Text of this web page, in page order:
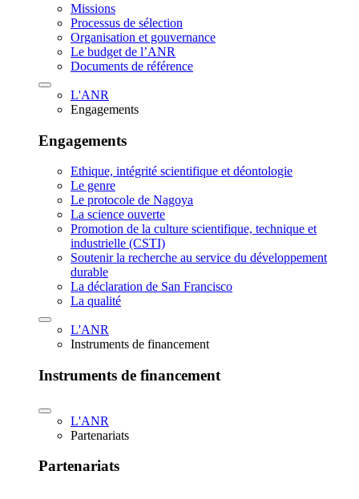
Missions
Processus de sélection
Organisation et gouvernance
Le budget de l’ANR
Documents de référence
L'ANR
Engagements
Engagements
Ethique, intégrité scientifique et déontologie
Le genre
Le protocole de Nagoya
La science ouverte
Promotion de la culture scientifique, technique et
industrielle (CSTI)
Soutenir la recherche au service du développement
durable
La déclaration de San Francisco
La qualité
L'ANR
Instruments de financement
Instruments de financement
L'ANR
Partenariats
Partenariats